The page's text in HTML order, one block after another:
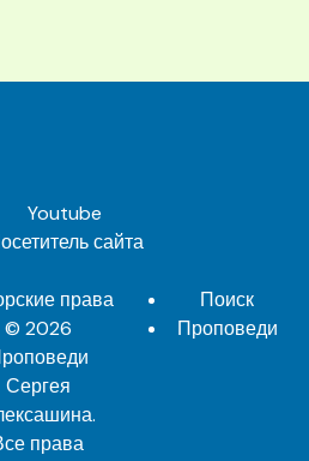
Youtube
сайта
права
© 2026
Сергея
.
права
Поиск
Проповеди